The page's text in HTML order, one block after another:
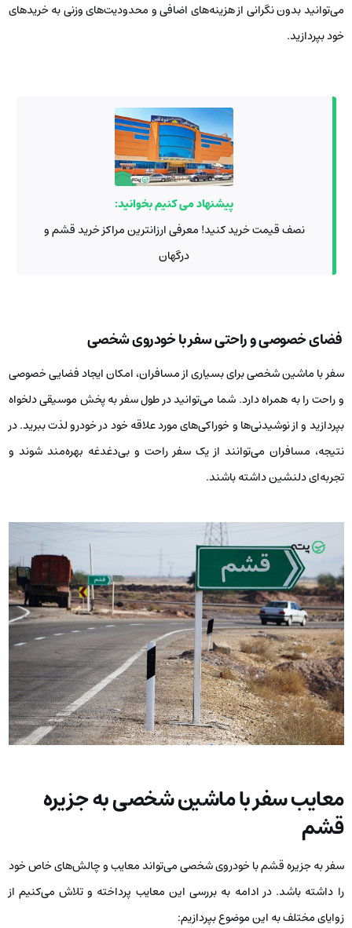
می‌توانید بدون نگرانی از هزینه‌های اضافی و محدودیت‌های وزنی به خریدهای
خود بپردازید.
پیشنهاد می کنیم بخوانید:
نصف قیمت خرید کنید! معرفی ارزانترین مراکز خرید قشم و
درگهان
فضای خصوصی و راحتی سفر با خودروی شخصی
سفر با ماشین شخصی برای بسیاری از مسافران، امکان ایجاد فضایی خصوصی
و راحت را به‌ همراه دارد. شما می‌توانید در طول سفر به پخش موسیقی دلخواه
بپردازید و از نوشیدنی‌ها و خوراکی‌های مورد علاقه خود در خودرو لذت ببرید. در
نتیجه، مسافران می‌توانند از یک سفر راحت و بی‌دغدغه بهره‌مند شوند و
تجربه‌ای دلنشین داشته باشند.
معایب سفر با ماشین شخصی به جزیره
قشم
سفر به جزیره قشم با خودروی شخصی می‌تواند معایب و چالش‌های خاص خود
را داشته باشد. در ادامه به بررسی این معایب پرداخته و تلاش می‌کنیم از
زوایای مختلف به این موضوع بپردازیم: